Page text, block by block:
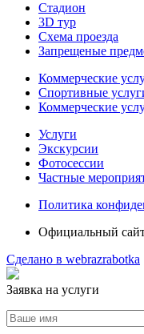
Стадион
3D тур
Схема проезда
Запрещеные
Коммерческие
Спортивные
Коммерческие
Услуги
Экскурсии
Фотосессии
Частные
Политика
Официальный
Сделано в webrazrabotka
Заявка на услуги